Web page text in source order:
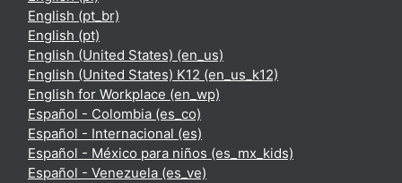
English ‎(pt_br)‎
English ‎(pt)‎
English (United States) ‎(en_us)‎
English (United States) K12 ‎(en_us_k12)‎
English for Workplace ‎(en_wp)‎
Español - Colombia ‎(es_co)‎
Español - Internacional ‎(es)‎
Español - México para niños ‎(es_mx_kids)‎
Español - Venezuela ‎(es_ve)‎